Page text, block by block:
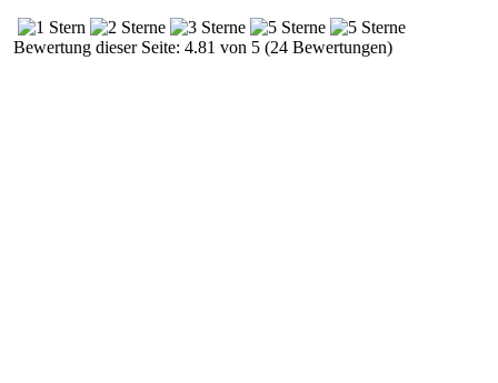
Bewertung dieser Seite: 4.81 von 5 (24 Bewertungen)